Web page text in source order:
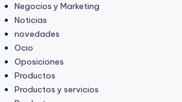
Negocios y Marketing
Noticias
novedades
Ocio
Oposiciones
Productos
Productos y servicios